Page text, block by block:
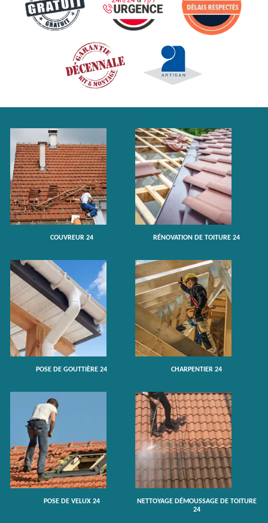
COUVREUR 24 RÉNOVATION DE TOITURE 24
POSE DE GOUTTIÈRE 24 CHARPENTIER 24
POSE DE VELUX 24
NETTOYAGE DÉMOUSSAGE DE TOITURE
24